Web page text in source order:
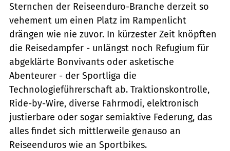
Sternchen der Reiseenduro-Branche derzeit so
vehement um einen Platz im Rampenlicht
drängen wie nie zuvor. In kürzester Zeit knöpften
die Reisedampfer - unlängst noch Refugium für
abgeklärte Bonvivants oder asketische
Abenteurer - der Sportliga die
Technologieführerschaft ab. Traktionskontrolle,
Ride-by-Wire, diverse Fahrmodi, elektronisch
justierbare oder sogar semiaktive Federung, das
alles findet sich mittlerweile genauso an
Reiseenduros wie an Sportbikes.